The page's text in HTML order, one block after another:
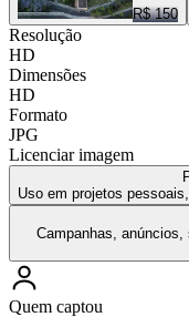
R$ 150
Resolução
HD
Dimensões
HD
Formato
JPG
Licenciar imagem
Uso em projetos
Campanhas,
Quem captou